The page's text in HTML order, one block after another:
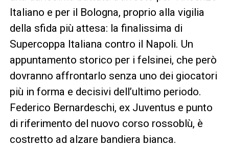
Italiano e per il Bologna, proprio alla vigilia
della sfida più attesa: la finalissima di
Supercoppa Italiana contro il Napoli. Un
appuntamento storico per i felsinei, che però
dovranno affrontarlo senza uno dei giocatori
più in forma e decisivi dell’ultimo periodo.
Federico Bernardeschi, ex Juventus e punto
di riferimento del nuovo corso rossoblù, è
costretto ad alzare bandiera bianca.